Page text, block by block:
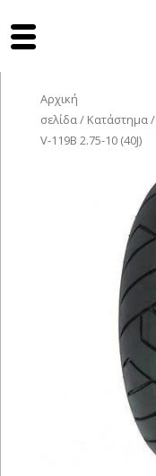
Αρχική
σελίδα/ Κατάστημα/
V-119B 2.75-10 (40J)